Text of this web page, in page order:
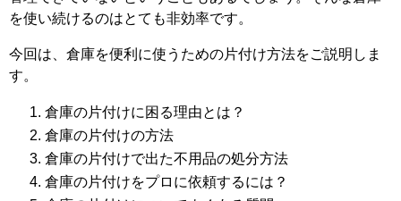
を使い続けるのはとても非効率です。
今回は、倉庫を便利に使うための片付け方法をご説明しま
す。
倉庫の片付けに困る理由とは？
倉庫の片付けの方法
倉庫の片付けで出た不用品の処分方法
倉庫の片付けをプロに依頼するには？